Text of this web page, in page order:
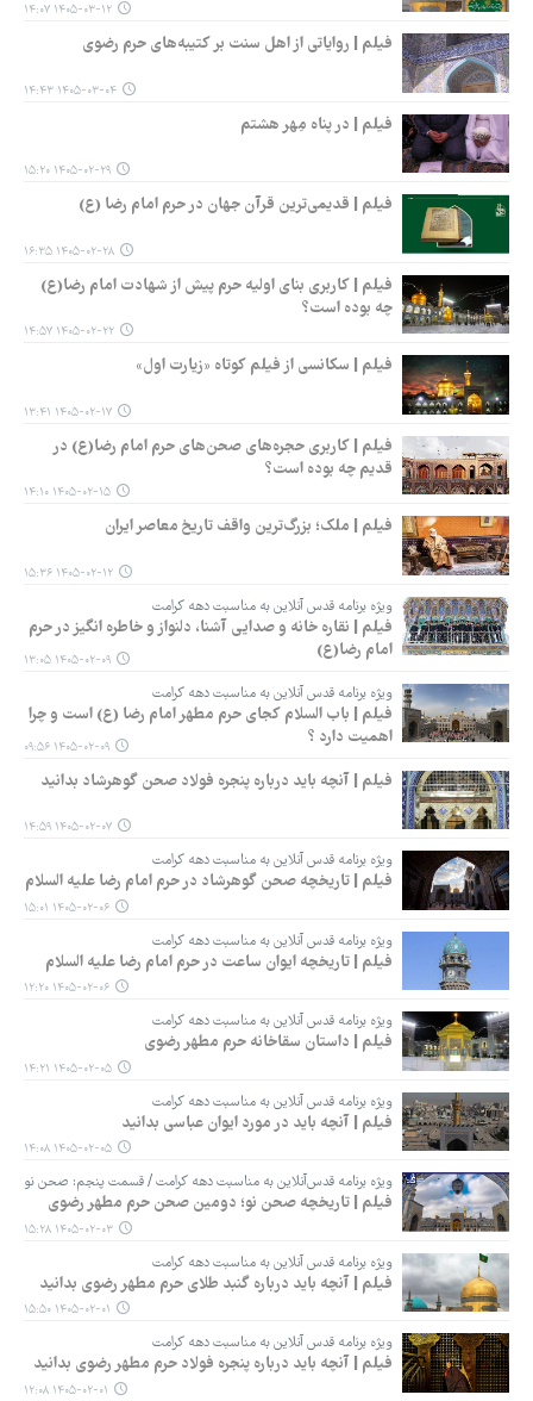
۱۴۰۵-۰۳-۱۲ ۱۴:۰۷
فیلم | روایاتی از اهل سنت بر کتیبه‌های حرم رضوی
۱۴۰۵-۰۳-۰۴ ۱۴:۴۳
فیلم | در پناه مِهر هشتم
۱۴۰۵-۰۲-۲۹ ۱۵:۲۰
فیلم | قدیمی‌ترین قرآن جهان در حرم امام رضا (ع)
۱۴۰۵-۰۲-۲۸ ۱۶:۳۵
فیلم | کاربری بنای اولیه حرم پیش از شهادت امام رضا(ع)
چه بوده است؟
۱۴۰۵-۰۲-۲۲ ۱۴:۵۷
فیلم | سکانسی از فیلم کوتاه «زیارت اول»
۱۴۰۵-۰۲-۱۷ ۱۳:۴۱
فیلم | کاربری حجره‌های صحن‌های حرم امام رضا(ع) در
قدیم چه بوده است؟
۱۴۰۵-۰۲-۱۵ ۱۴:۱۰
فیلم | ملک؛ بزرگ‌ترین واقف تاریخ معاصر ایران
۱۴۰۵-۰۲-۱۲ ۱۵:۳۶
ویژه برنامه قدس آنلاین به مناسبت دهه کرامت
فیلم | نقاره خانه و صدایی آشنا، دلنواز و خاطره‌ انگیز در حرم
امام رضا(ع)
۱۴۰۵-۰۲-۰۹ ۱۳:۰۵
ویژه برنامه قدس آنلاین به مناسبت دهه کرامت
فیلم | باب السلام کجای حرم مطهر امام رضا (ع) است و چرا
اهمیت دارد ؟
۱۴۰۵-۰۲-۰۹ ۰۹:۵۶
فیلم | آنچه باید درباره پنجره فولاد صحن گوهرشاد بدانید
۱۴۰۵-۰۲-۰۷ ۱۴:۵۹
ویژه برنامه قدس آنلاین به مناسبت دهه کرامت
فیلم | تاریخچه صحن گوهرشاد در حرم امام رضا علیه السلام
۱۴۰۵-۰۲-۰۶ ۱۵:۰۱
ویژه برنامه قدس آنلاین به مناسبت دهه کرامت
فیلم | تاریخچه ایوان ساعت در حرم امام رضا علیه السلام
۱۴۰۵-۰۲-۰۶ ۱۲:۲۰
ویژه برنامه قدس آنلاین به مناسبت دهه کرامت
فیلم | داستان سقاخانه‌ حرم مطهر رضوی
۱۴۰۵-۰۲-۰۵ ۱۴:۲۱
ویژه برنامه قدس آنلاین به مناسبت دهه کرامت
فیلم | آنچه باید در مورد ایوان عباسی بدانید
۱۴۰۵-۰۲-۰۵ ۱۴:۰۸
ویژه برنامه قدس‌آنلاین به مناسبت دهه کرامت / قسمت پنجم: صحن نو
فیلم | تاریخچه صحن نو؛ دومین صحن حرم مطهر رضوی
۱۴۰۵-۰۲-۰۳ ۱۵:۲۸
ویژه برنامه قدس آنلاین به مناسبت دهه کرامت
فیلم | آنچه باید درباره گنبد طلای حرم مطهر رضوی بدانید
۱۴۰۵-۰۲-۰۱ ۱۵:۵۰
ویژه برنامه قدس آنلاین به مناسبت دهه کرامت
فیلم | آنچه باید درباره پنجره فولاد حرم مطهر رضوی بدانید
۱۴۰۵-۰۲-۰۱ ۱۲:۰۸